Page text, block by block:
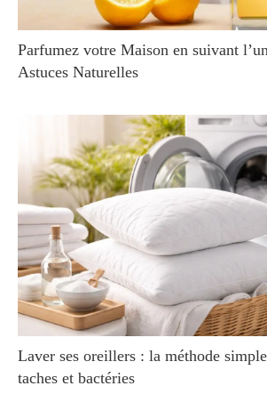
Parfumez votre Maison en suivant
Astuces Naturelles
Laver ses oreillers : la méthode
taches et bactéries